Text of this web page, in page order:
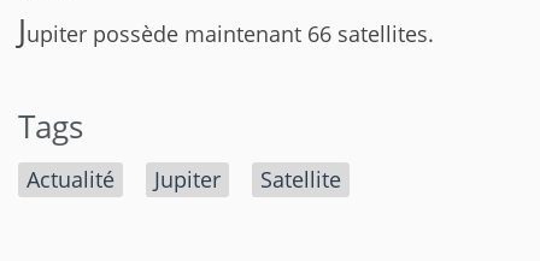
Jupiter possède maintenant 66 satellites.
Tags
Actualité Jupiter Satellite